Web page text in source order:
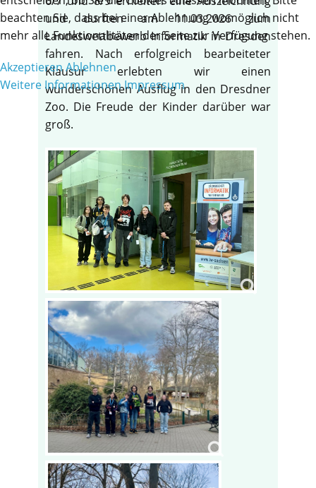
und durften am 11.03.2026 zum
Landeswettbewerb Informatik in Dresden
fahren. Nach erfolgreich bearbeiteter
Klausur erlebten wir einen
wunderschönen Ausflug in den Dresdner
Zoo. Die Freude der Kinder darüber war
groß.
beachten Sie, dass bei einer Ablehnung womöglich nicht
mehr alle Funktionalitäten der Seite zur Verfügung stehen.
AkzeptierenAblehnen
Weitere Informationen Impressum